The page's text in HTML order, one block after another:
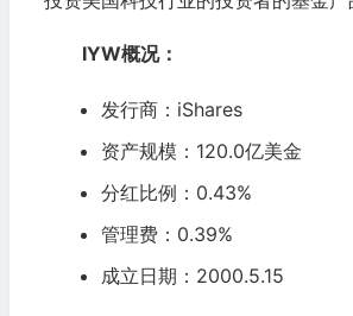
IYW概况：
发行商： iShares
资产规模：120.0亿美金
分红比例：0.43%
管理费：0.39%
成立日期：2000.5.15